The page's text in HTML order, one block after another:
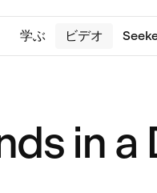
学ぶ ビデオ
in